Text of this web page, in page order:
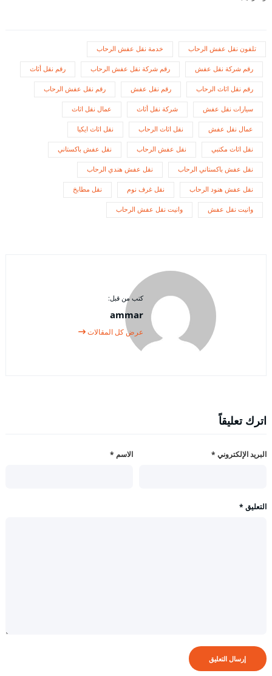
تلفون نقل عفش الرحاب خدمة نقل عفش الرحاب
رقم شركة نقل عفش رقم شركة نقل عفش الرحاب رقم نقل أثاث
رقم نقل اثاث الرحاب رقم نقل عفش رقم نقل عفش الرحاب
سيارات نقل عفش شركة نقل أثاث عمال نقل اثاث
عمال نقل عفش نقل اثاث الرحاب نقل اثاث ايكيا
نقل اثاث مكتبي نقل عفش الرحاب نقل عفش باكستاني
نقل عفش باكستاني الرحاب نقل عفش هندي الرحاب
نقل عفش هنود الرحاب نقل غرف نوم نقل مطابخ
وانيت نقل عفش وانيت نقل عفش الرحاب
كتب من قبل:
ammar
عرض كل المقالات
اترك تعليقاً
الاسم * البريد الإلكتروني *
التعليق *